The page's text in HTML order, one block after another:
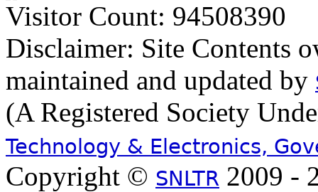
Visitor Count: 94508390
Disclaimer: Site Contents
maintained and updated by
(A Registered Society
Technology & Electronics,
Copyright © SNLTR 2009 -